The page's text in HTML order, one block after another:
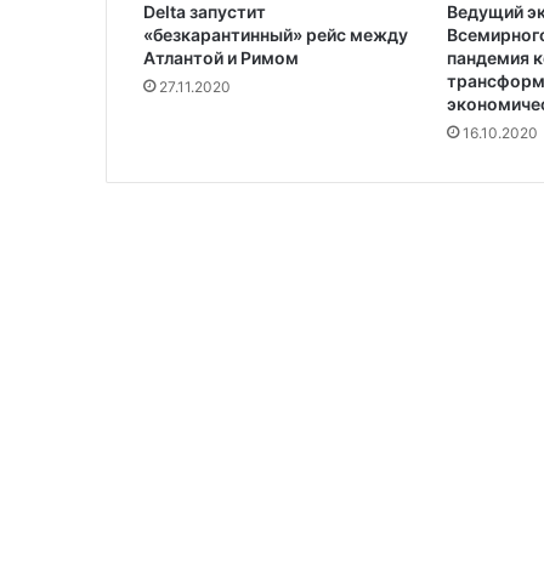
Delta запустит
«безкарантинный» рейс между
Атлантой и Римом
27.11.2020
Ведущий
пандемия
16.10.2020